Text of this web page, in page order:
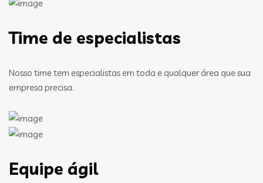
Time de especialistas
Nosso time tem especialistas em toda e qualquer área que sua
empresa precisa.
Equipe ágil